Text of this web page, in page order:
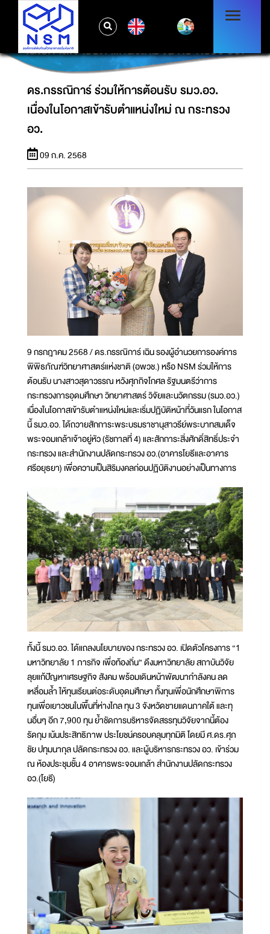
ดร.กรรณิการ์ ร่วมให้การต้อนรับ รมว.อว. เนื่อง
ในโอกาสเข้ารับตำแหน่งใหม่ ณ กระทรวง อว.
ดร.กรรณิการ์ ร่วมให้การต้อนรับ รมว.อว.
เนื่องในโอกาสเข้ารับตำแหน่งใหม่ ณ กระทรวง
อว.
09 ก.ค. 2568
9 กรกฎาคม 2568 / ดร.กรรณิการ์ เฉิน รองผู้อำนวยการองค์การ
พิพิธภัณฑ์วิทยาศาสตร์แห่งชาติ (อพวช.) หรือ NSM ร่วมให้การ
ต้อนรับ นางสาวสุดาวรรณ หวังศุภกิจโกศล รัฐมนตรีว่าการ
กระทรวงการอุดมศึกษา วิทยาศาสตร์ วิจัยและนวัตกรรม (รมว.อว.)
เนื่องในโอกาสเข้ารับตำแหน่งใหม่และเริ่มปฏิบัติหน้าที่วันแรก ในโอกาส
นี้ รมว.อว. ได้ถวายสักการะพระบรมราชานุสาวรีย์พระบาทสมเด็จ
พระจอมเกล้าเจ้าอยู่หัว (รัชกาลที่ 4) และสักการะสิ่งศักดิ์สิทธิ์ประจำ
กระทรวง และสำนักงานปลัดกระทรวง อว.(อาคารโยธีและอาคาร
ศรีอยุธยา) เพื่อความเป็นสิริมงคลก่อนปฏิบัติงานอย่างเป็นทางการ
ทั้งนี้ รมว.อว. ได้แถลงนโยบายของ กระทรวง อว. เปิดตัวโครงการ “1
มหาวิทยาลัย 1 ภารกิจ เพื่อท้องถิ่น” ดึงมหาวิทยาลัย สถาบันวิจัย
ลุยแก้ปัญหาเศรษฐกิจ สังคม พร้อมเดินหน้าพัฒนากำลังคน ลด
เหลื่อมล้ำ ให้ทุนเรียนต่อระดับอุดมศึกษา ทั้งทุนเพื่อนักศึกษาพิการ
ทุนเพื่อเยาวชนในพื้นที่ห่างไกล ทุน 3 จังหวัดชายแดนภาคใต้ และทุ
นอื่นๆ อีก 7,900 ทุน ย้ำชัดการบริหารจัดสรรทุนวิจัยจากนี้ต้อง
รัดกุม เน้นประสิทธิภาพ ประโยชน์ครอบคลุมทุกมิติ โดยมี ศ.ดร.ศุภ
ชัย ปทุมนากุล ปลัดกระทรวง อว. และผู้บริหารกระทรวง อว. เข้าร่วม
ณ ห้องประชุมชั้น 4 อาคารพระจอมเกล้า สำนักงานปลัดกระทรวง
อว.(โยธี)